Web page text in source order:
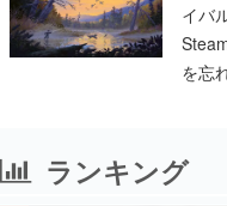
イバ
を忘
ランキング